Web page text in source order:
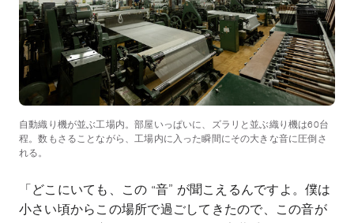
自動織り機が並ぶ工場内。部屋いっぱいに、ズラリと並ぶ織り機は60台
程。数もさることながら、工場内に入った瞬間にその大きな音に圧倒さ
れる。
「どこにいても、この “音” が聞こえるんですよ。僕は
小さい頃からこの場所で過ごしてきたので、この音が